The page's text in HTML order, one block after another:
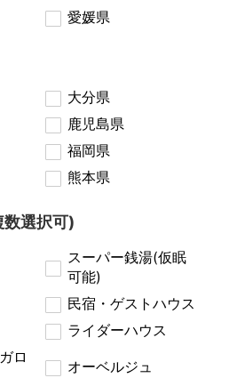
愛媛県
大分県
鹿児島県
福岡県
熊本県
選択可)
スーパー銭湯(仮眠
可能)
民宿・ゲストハウス
ライダーハウス
ロ
オーベルジュ